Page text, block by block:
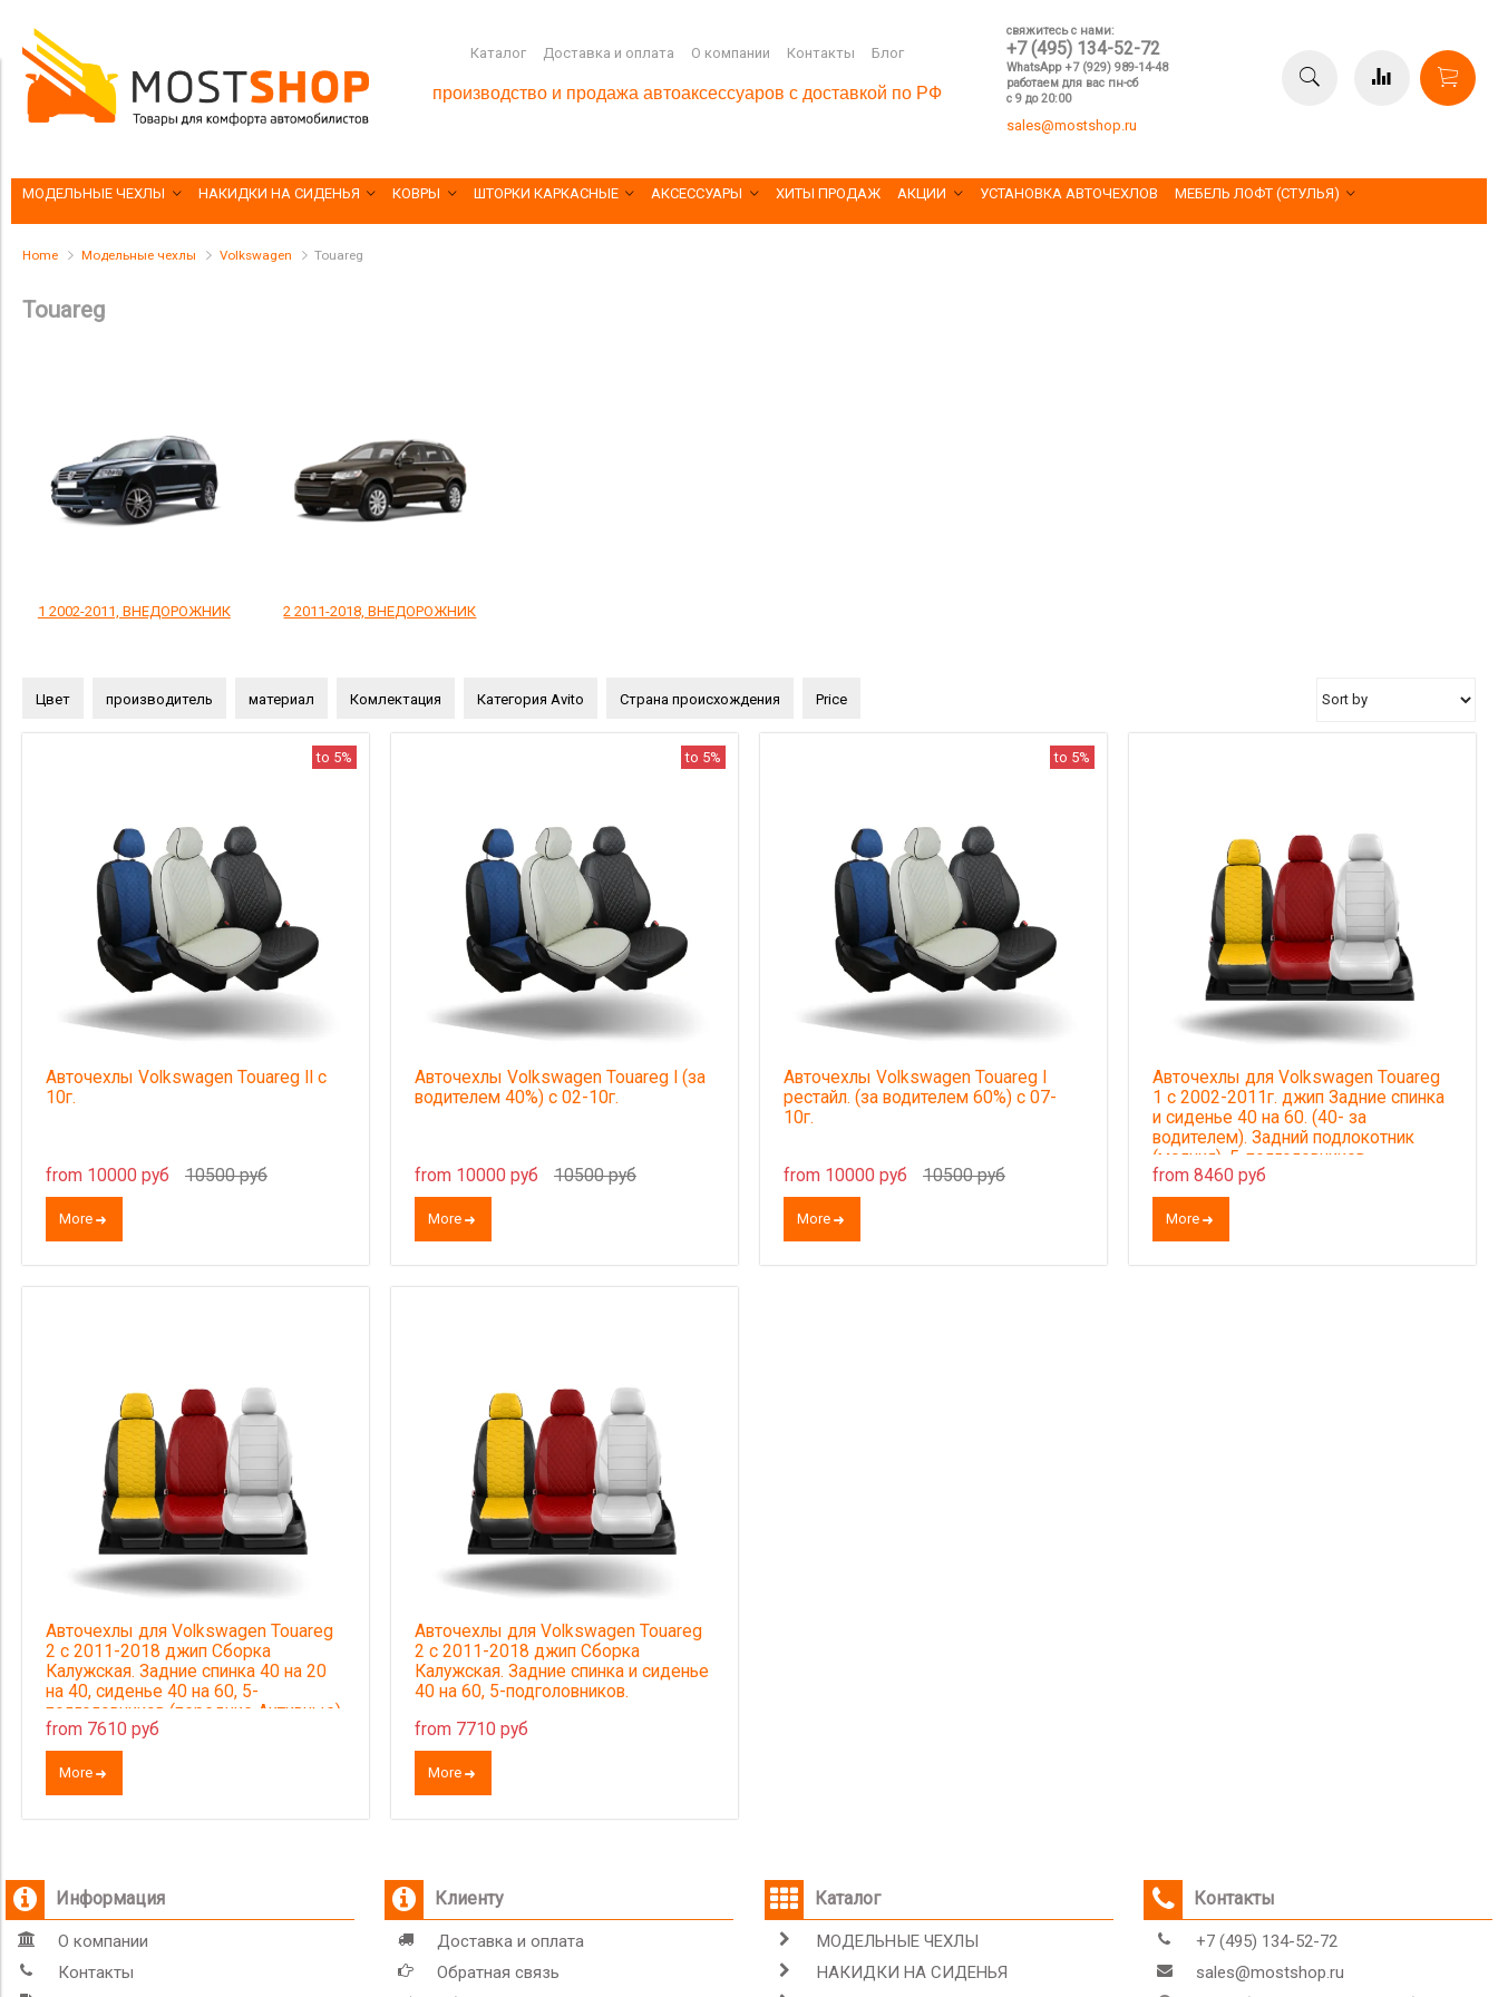
Каталог Доставка и оплата О компании Контакты Блог
производство и продажа автоаксессуаров с доставкой по РФ
свяжитесь с нами:
+7 (495) 134-52-72
WhatsApp +7 (929) 989-14-48
работаем для вас пн-сб
с 9 до 20:00
sales@mostshop.ru
МОДЕЛЬНЫЕ ЧЕХЛЫ НАКИДКИ НА СИДЕНЬЯ КОВРЫ ШТОРКИ КАРКАСНЫЕ АКСЕССУАРЫ ХИТЫ ПРОДАЖ АКЦИИ УСТАНОВКА АВТОЧЕХЛОВ МЕБЕЛЬ ЛОФТ (СТУЛЬЯ)
Home Модельные чехлы Volkswagen Touareg
Touareg
1 2002-2011, ВНЕДОРОЖНИК 2 2011-2018, ВНЕДОРОЖНИК
Цвет производитель материал Комлектация Категория Avito Страна происхождения Price
to 5%
Авточехлы Volkswagen Touareg II c
10г.
from 10000 руб 10500 руб
More
to 5%
Авточехлы Volkswagen Touareg I (за
водителем 40%) с 02-10г.
from 10000 руб 10500 руб
More
to 5%
Авточехлы Volkswagen Touareg I
рестайл. (за водителем 60%) с 07-
10г.
from 10000 руб 10500 руб
More
Авточехлы для Volkswagen Touareg
1 с 2002-2011г. джип Задние спинка
и сиденье 40 на 60. (40- за
водителем). Задний подлокотник
(молния), 5-подголовников
from 8460 руб
More
Авточехлы для Volkswagen Touareg
2 с 2011-2018 джип Сборка
Калужская. Задние спинка 40 на 20
на 40, сиденье 40 на 60, 5-
подголовников (передние Активные).
from 7610 руб
More
Авточехлы для Volkswagen Touareg
2 с 2011-2018 джип Сборка
Калужская. Задние спинка и сиденье
40 на 60, 5-подголовников.
from 7710 руб
More
Информация
О компании
Контакты
Клиенту
Доставка и оплата
Обратная связь
Каталог
МОДЕЛЬНЫЕ ЧЕХЛЫ
НАКИДКИ НА СИДЕНЬЯ
Контакты
+7 (495) 134-52-72
sales@mostshop.ru